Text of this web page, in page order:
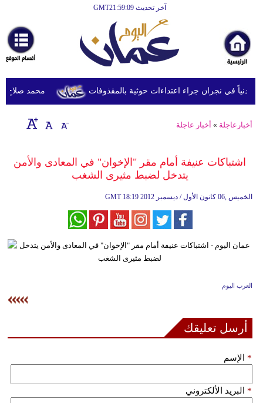
آخر تحديث GMT21:59:09
أخبارعاجلة
رياضة
ثقافة
إقتصاد
وموسيقى
سياحة
ديكور
مرأة
محمد صلاح يصل
أخبارعاجلة » أخبار عاجلة
اشتباكات عنيفة أمام مقر "الإخوان" في المعادى والأمن
يتدخل لضبط مثيرى الشغب
GMT 18:19 2012 الخميس ,06 كانون الأول / ديسمبر
العرب اليوم
أرسل تعليقك
الإسم *
البريد الألكتروني *